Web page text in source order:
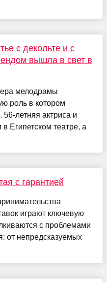
с декольте и с
вышла в свет в
мелодрамы
роль в котором
летняя актриса и
Египетском театре, а
с гарантией
играют ключевую
с проблемами
от непредсказуемых